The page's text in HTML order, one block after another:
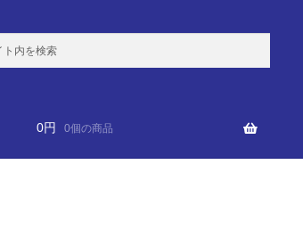
0円 0個の商品